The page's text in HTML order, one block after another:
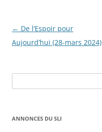
Navigation
des
← De l’Espoir pour
Aujourd’hui (28-mars 2024)
ANNONCES DU SLI